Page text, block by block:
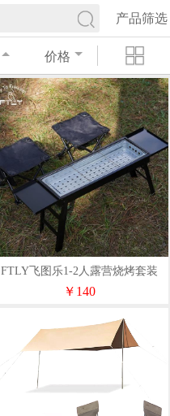
产品筛选
价格
FTLY飞图乐1-2人露营烧烤套装
￥140